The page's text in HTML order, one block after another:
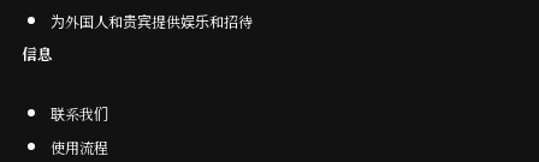
为外国人和贵宾提供娱乐和招待
信息
联系我们
使用流程